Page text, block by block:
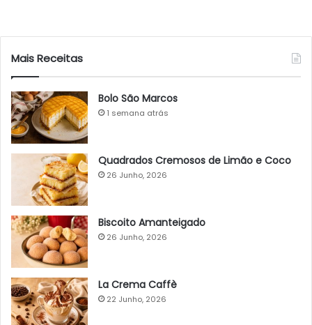
Mais Receitas
Bolo São Marcos
1 semana atrás
Quadrados Cremosos de Limão e Coco
26 Junho, 2026
Biscoito Amanteigado
26 Junho, 2026
La Crema Caffè
22 Junho, 2026